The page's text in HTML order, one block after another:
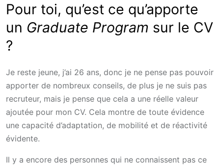
Pour toi, qu’est ce qu’apporte
un Graduate Program sur le CV
?
Je reste jeune, j’ai 26 ans, donc je ne pense pas pouvoir
apporter de nombreux conseils, de plus je ne suis pas
recruteur, mais je pense que cela a une réelle valeur
ajoutée pour mon CV. Cela montre de toute évidence
une capacité d’adaptation, de mobilité et de réactivité
évidente.
Il y a encore des personnes qui ne connaissent pas ce